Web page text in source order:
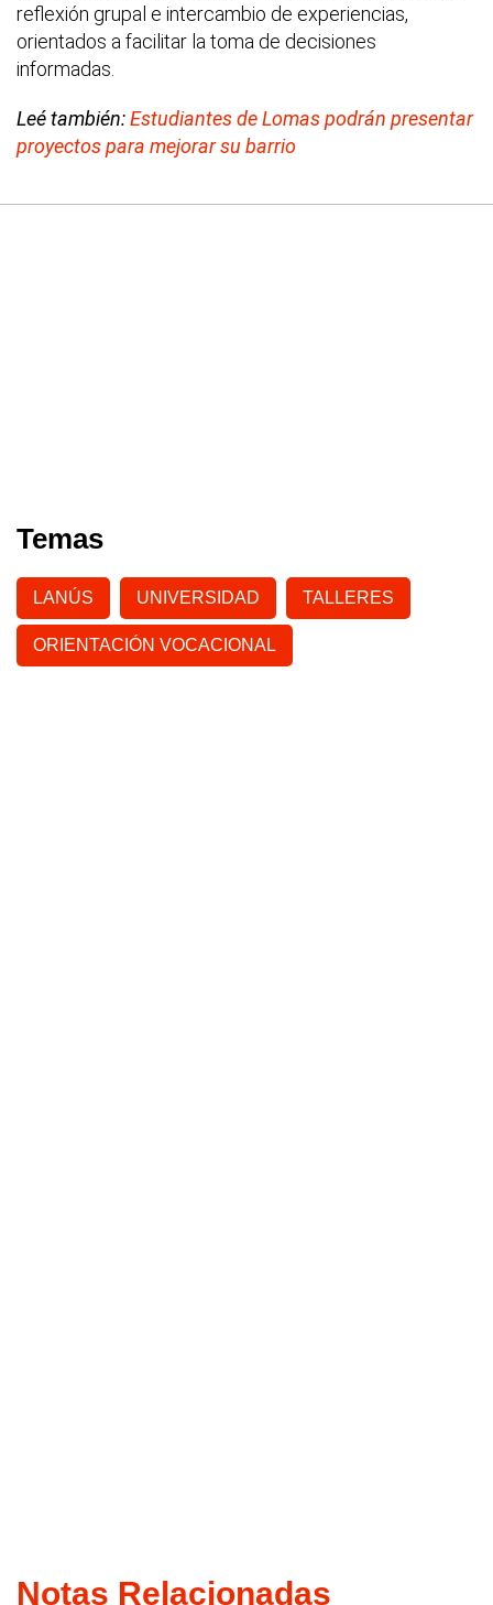
reflexión grupal e intercambio de experiencias,
orientados a facilitar la toma de decisiones
informadas.
Leé también:Estudiantes de Lomas podrán presentar
proyectos para mejorar su barrio
Temas
LANÚS UNIVERSIDAD TALLERES
ORIENTACIÓN VOCACIONAL
Notas Relacionadas